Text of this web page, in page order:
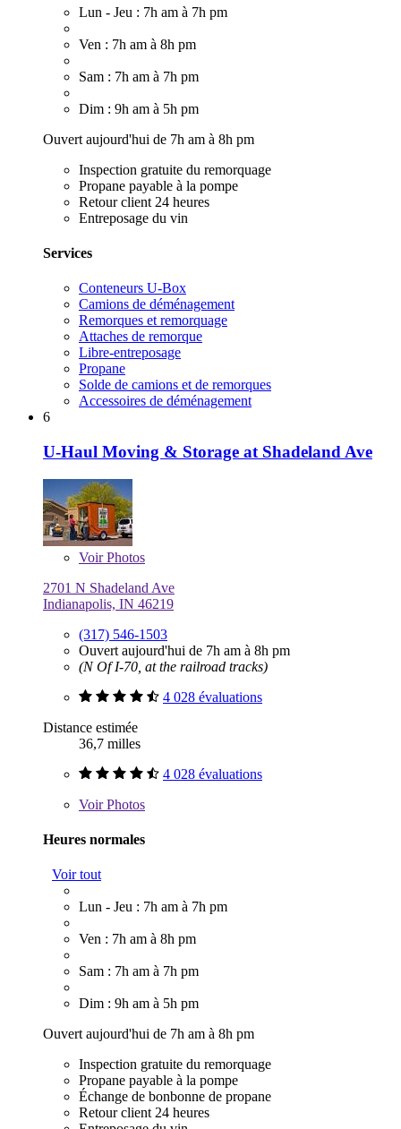
Lun - Jeu : 7h am à 7h pm
Ven : 7h am à 8h pm
Sam : 7h am à 7h pm
Dim : 9h am à 5h pm
Ouvert aujourd'hui de 7h am à 8h pm
Inspection gratuite du remorquage
Propane payable à la pompe
Retour client 24 heures
Entreposage du vin
Services
Conteneurs U-Box
Camions de déménagement
Remorques et remorquage
Attaches de remorque
Libre-entreposage
Propane
Solde de camions et de remorques
Accessoires de déménagement
6
U-Haul Moving & Storage at Shadeland Ave
VoirPhotos
2701 N Shadeland Ave
Indianapolis, IN 46219
(317) 546-1503
Ouvert aujourd'hui de 7h am à 8h pm
(N Of I-70, at the railroad tracks)
4 028 évaluations
Distance estimée
36,7 milles
4 028 évaluations
VoirPhotos
Heures normales
Voir tout
Lun - Jeu : 7h am à 7h pm
Ven : 7h am à 8h pm
Sam : 7h am à 7h pm
Dim : 9h am à 5h pm
Ouvert aujourd'hui de 7h am à 8h pm
Inspection gratuite du remorquage
Propane payable à la pompe
Échange de bonbonne de propane
Retour client 24 heures